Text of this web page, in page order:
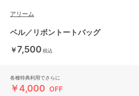
アリーム
ベル／リボントートバッグ
￥7,500 税込
各種特典利用でさらに
￥4,000 OFF